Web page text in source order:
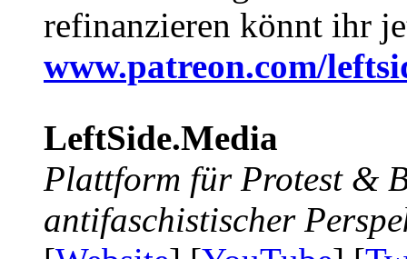
refinanzieren könnt ihr
www.patreon.com/
LeftSide.Media
Plattform für Protest &
antifaschistischer